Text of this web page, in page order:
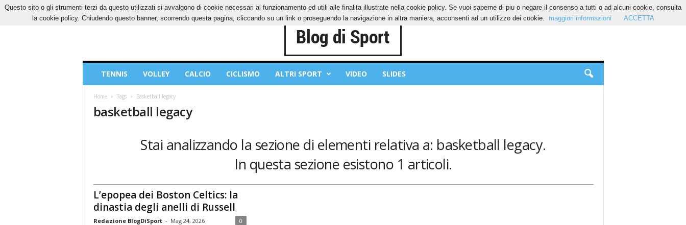
VENERDÌ, 7 AGOSTO 2026 CONTATTI COOKIES PRIVACY POLICY
Sport
TENNIS VOLLEY CALCIO CICLISMO ALTRI SPORT VIDEO SLIDES
Home Tags Basketball legacy
basketball legacy
Stai analizzando la sezione di elementi relativa a: basketball legacy.
In questa sezione esistono 1 articoli.
L’epopea dei Boston Celtics: la
dinastia degli anelli di Russell
Redazione BlogDiSport - Mag 24, 2026 0
Questo sito o gli strumenti terzi da questo utilizzati si avvalgono di cookie necessari al funzionamento ed utili alle finalita illustrate nella cookie policy. Se vuoi saperne di piu o negare il consenso a tutti o ad alcuni cookie, consulta
la cookie policy. Chiudendo questo banner, scorrendo questa pagina, cliccando su un link o proseguendo la navigazione in altra maniera, acconsenti ad un utilizzo dei cookie.
maggiori informazioni ACCETTA